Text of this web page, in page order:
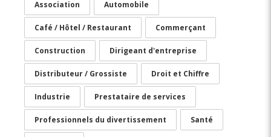
Association Automobile
Café / Hôtel / Restaurant Commerçant
Construction Dirigeant d'entreprise
Distributeur / Grossiste Droit et Chiffre
Industrie Prestataire de services
Professionnels du divertissement Santé